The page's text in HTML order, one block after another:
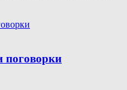
поговорки